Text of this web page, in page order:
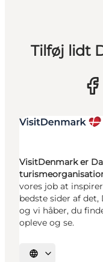
Tilføj lidt
VisitDenmark er
vores job at
bedste sider af
og vi håber, du
opleve og se.
Vælg sprog